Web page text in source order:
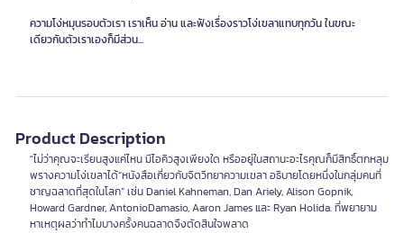
ความโง่หมุนรอบตัวเรา เราเห็น อ่าน และฟังเรื่องราวโง่เขลาแทบทุกวัน ในขณะ
เดียวกันตัวเราเองก็มีส่วน...
Product Description
"ไม่ว่าคุณจะเรียนสูงแค่ไหน มีไอคิวสูงเพียงใด หรืออยู่ในสถานะอะไรคุณก็มีสิทธิ์ตกหลุม
พรางความโง่เขลาได้“หนังสือเกี่ยวกับจิตวิทยาความเขลา อธิบายโดยหนึ่งในกลุ่มคนที่
ชาญฉลาดที่สุดในโลก” เช่น Daniel Kahneman, Dan Ariely, Alison Gopnik,
Howard Gardner, AntonioDamasio, Aaron James และ Ryan Holida. ที่พยายาม
หาเหตุผลว่าทำไมบางครั้งคนฉลาดจึงตัดสินใจพลาด